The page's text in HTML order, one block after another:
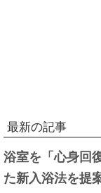
最新の記事
浴室を「心身回
た新入浴法を提